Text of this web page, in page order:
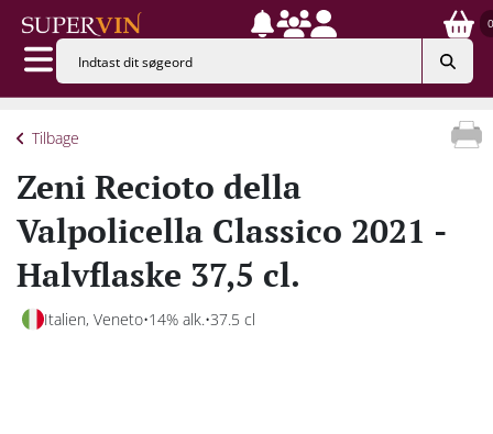
0
Tilbage
Zeni Recioto della
Valpolicella Classico 2021 -
Halvflaske 37,5 cl.
Italien, Veneto 14% alk. 37.5 cl